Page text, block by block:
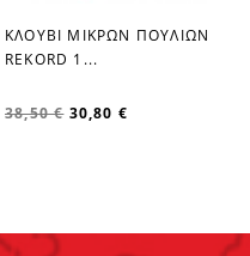
favorite_border
ΚΛΟΥΒΙ ΜΙΚΡΩΝ ΠΟΥΛΙΩΝ
REKORD 1...
38,50 € 30,80 €